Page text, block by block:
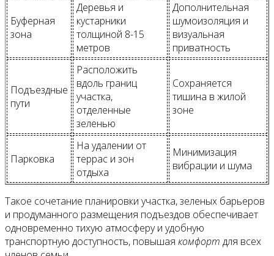
Буферная
зона
Деревья и
кустарники
толщиной 8-15
метров
Дополнительная
шумоизоляция и
визуальная
приватность
Подъездные
пути
Расположить
вдоль границ
участка,
отделенные
зеленью
Сохраняется
тишина в жилой
зоне
Парковка
На удалении от
террас и зон
отдыха
Минимизация
вибрации и шума
Такое сочетание планировки участка, зеленых барьеров
и продуманного размещения подъездов обеспечивает
одновременно тихую атмосферу и удобную
транспортную доступность, повышая комфорт для всех